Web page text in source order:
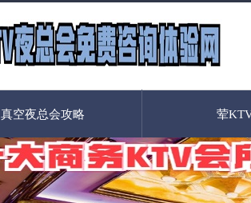
真空夜总会攻略 荤